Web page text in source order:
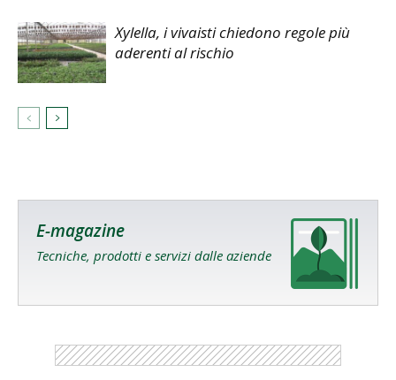
Xylella, i vivaisti chiedono regole più
aderenti al rischio
E-magazine
Tecniche, prodotti e servizi dalle aziende